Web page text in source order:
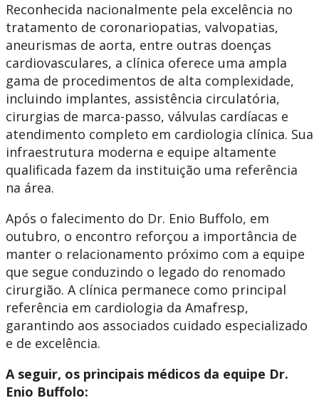
Reconhecida nacionalmente pela excelência no
tratamento de coronariopatias, valvopatias,
aneurismas de aorta, entre outras doenças
cardiovasculares, a clínica oferece uma ampla
gama de procedimentos de alta complexidade,
incluindo implantes, assistência circulatória,
cirurgias de marca-passo, válvulas cardíacas e
atendimento completo em cardiologia clínica. Sua
infraestrutura moderna e equipe altamente
qualificada fazem da instituição uma referência
na área.
Após o falecimento do Dr. Enio Buffolo, em
outubro, o encontro reforçou a importância de
manter o relacionamento próximo com a equipe
que segue conduzindo o legado do renomado
cirurgião. A clínica permanece como principal
referência em cardiologia da Amafresp,
garantindo aos associados cuidado especializado
e de excelência.
A seguir, os principais médicos da equipe Dr.
Enio Buffolo: